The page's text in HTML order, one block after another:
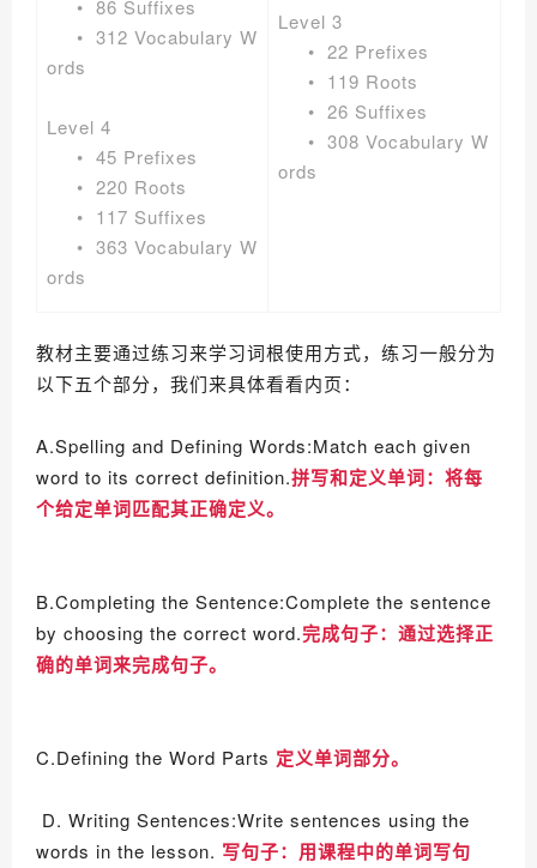
• 86 Suffixes
• 312 Vocabulary W
ords
Level 4
• 45 Prefixes
• 220 Roots
• 117 Suffixes
• 363 Vocabulary W
ords
Level 3
• 22 Prefixes
• 119 Roots
• 26 Suffixes
• 308 Vocabulary W
ords
教材主要通过练习来学习词根使用方式，练习一般分为
以下五个部分，我们来具体看看内页：
A.Spelling and Defining Words:Match each given
word to its correct definition.拼写和定义单词： 将每
个给定单词匹配其正确定义。
B.Completing the Sentence:Complete the sentence
by choosing the correct word.完成句子： 通过选择正
确的单词来完成句子。
C.Defining the Word Parts 定义单词部分。
D. Writing Sentences:Write sentences using the
words in the lesson. 写句子： 用课程中的单词写句